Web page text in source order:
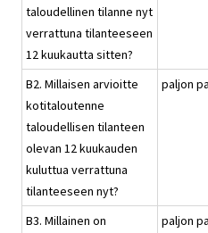
taloudellinen tilanne nyt
verrattuna tilanteeseen
12 kuukautta sitten?
B2. Millaisen arvioitte
kotitaloutenne
taloudellisen tilanteen
olevan 12 kuukauden
kuluttua verrattuna
tilanteeseen nyt?
paljon
B3. Millainen on
paljon